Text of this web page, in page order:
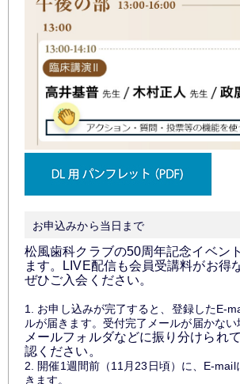
お申込みから当日まで
松風歯科クラブの50周年記念イベント
ます。
LIVE配信も会員受講料がお得
ぜひご入会ください。
1. お申し込みが完了すると、登録したE-
ルが届きます。受付完了メールが届かない
メールフォルダなどに振り分けられ
認ください。
2. 開催1週間前（11月23日頃）に、E-mail
きます。